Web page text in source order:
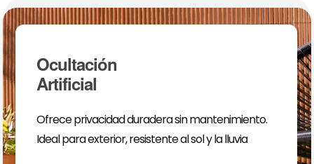
Ocultación
Artificial
Ofrece privacidad duradera sin mantenimiento.
Ideal para exterior, resistente al sol y la lluvia